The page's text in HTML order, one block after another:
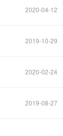
2020-04-12
2019-10-29
2020-02-24
2019-08-27